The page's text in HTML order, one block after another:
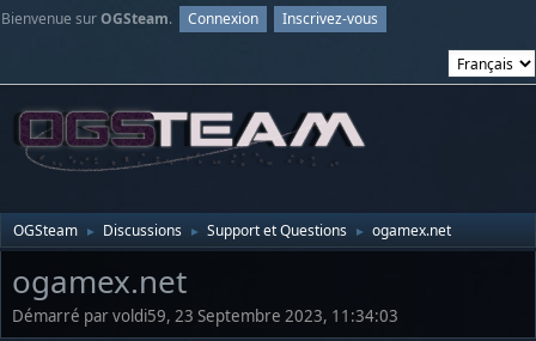
Bienvenue surOGSteam. Connexion Inscrivez-vous
OGSteam ► Discussions ► Support et Questions ► ogamex.net
ogamex.net
Démarré par voldi59, 23 Septembre 2023, 11:34:03